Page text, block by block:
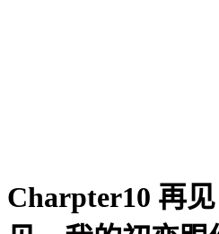
Charpter10 再